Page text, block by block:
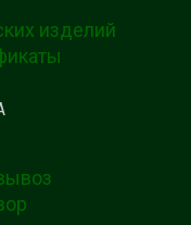
изделий